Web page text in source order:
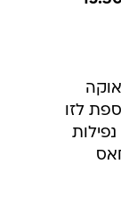
לזו